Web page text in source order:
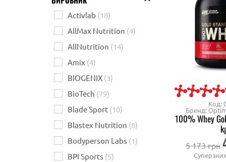
Код:
Бренд:
100% Whey
5 173 грн
Activlab (18)
AllMax Nutrition (4)
AllNutrition (14)
Amix (4)
BIOGENIX (3)
BioTech (79)
Blade Sport (10)
Blastex Nutrition (8)
Bodyperson Labs (1)
BPI Sports (5)